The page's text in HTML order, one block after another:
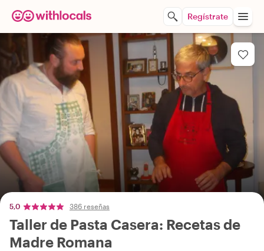
Regístrate
5,0 386 reseñas
Taller de Pasta Casera: Recetas de
Madre Romana